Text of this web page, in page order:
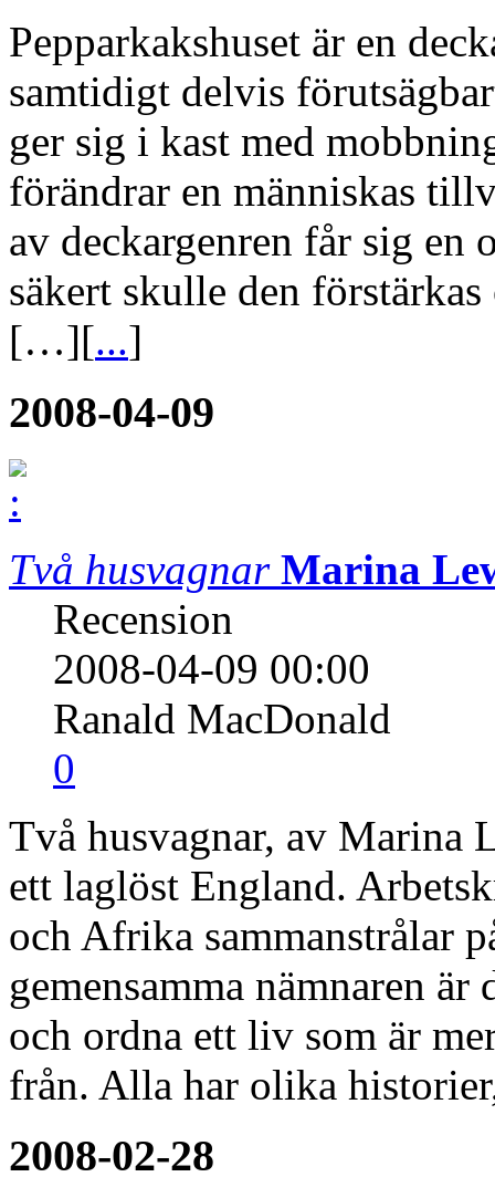
Pepparkakshuset är en
samtidigt delvis
ger sig i kast med
förändrar en människas
av deckargenren får sig en
säkert skulle den
[…][...]
2008-04-09
Två husvagnar Marina
Recension
2008-04-09 00:00
Ranald MacDonald
0
Två husvagnar, av Marina
ett laglöst England.
och Afrika sammanstrålar
gemensamma nämnaren
och ordna ett liv som är
från. Alla har olika
2008-02-28